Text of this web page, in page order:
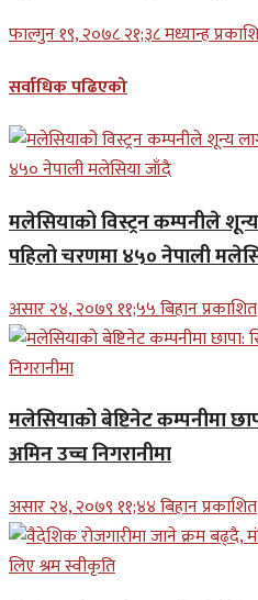
फाल्गुन १९, २०७८ २१;३८ मध्यान्ह
सर्वाधिक पढिएको
मलेसियाको विस्ट्रन कम्पनीले
पहिलो चरणमा ४५० नेपाली
असार २४, २०७९ ११;५५ बिहान प्रकाशित
मलेसियाको बेष्टिनेट कम्पनीमा
अमिन उच्च निगरानीमा
असार २४, २०७९ ११;४४ बिहान प्रकाशित